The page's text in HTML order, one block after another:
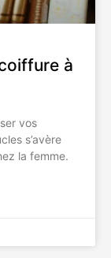
à
vos
s’avère
la femme.